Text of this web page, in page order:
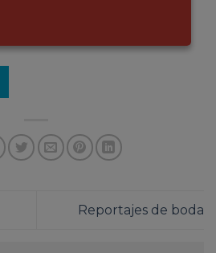
Reportajes de boda